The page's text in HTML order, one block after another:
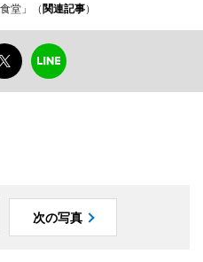
堂」（関連記事）
次の写真